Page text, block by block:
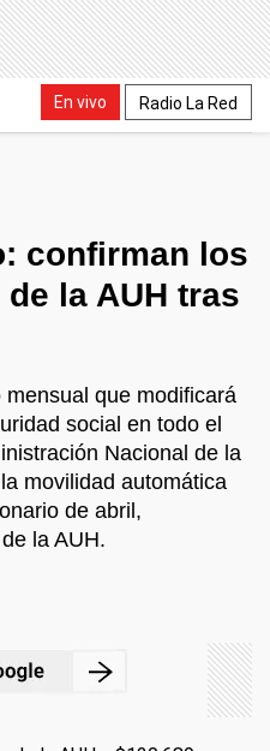
En vivo Radio La Red
confirman los
la AUH tras
que modificará
social en todo el
Nacional de la
movilidad automática
de abril,
la AUH.